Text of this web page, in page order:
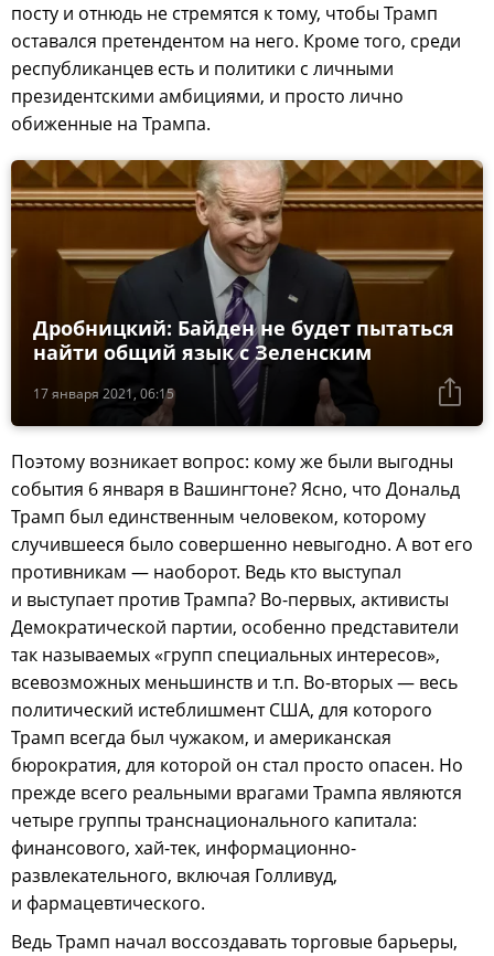
посту и отнюдь не стремятся к тому, чтобы Трамп
оставался претендентом на него. Кроме того, среди
республиканцев есть и политики с личными
президентскими амбициями, и просто лично
обиженные на Трампа.
17 января 2021, 06:15
Дробницкий: Байден не будет пытаться
найти общий язык с Зеленским
Поэтому возникает вопрос: кому же были выгодны
события 6 января в Вашингтоне? Ясно, что Дональд
Трамп был единственным человеком, которому
случившееся было совершенно невыгодно. А вот его
противникам — наоборот. Ведь кто выступал
и выступает против Трампа? Во-первых, активисты
Демократической партии, особенно представители
так называемых «групп специальных интересов»,
всевозможных меньшинств и т.п. Во-вторых — весь
политический истеблишмент США, для которого
Трамп всегда был чужаком, и американская
бюрократия, для которой он стал просто опасен. Но
прежде всего реальными врагами Трампа являются
четыре группы транснационального капитала:
финансового, хай-тек, информационно-
развлекательного, включая Голливуд,
и фармацевтического.
Ведь Трамп начал воссоздавать торговые барьеры,